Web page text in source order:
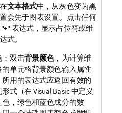
文本格式中，从灰色变为黑
会先于图表设置。点击任何
表达式，显示占位符或维
式。
：双击背景颜色，为计算维
的单元格背景颜色输入属性
用的表达式应返回有效的
式（在 Visual Basic 中定义
色，绿色和蓝色成分的数